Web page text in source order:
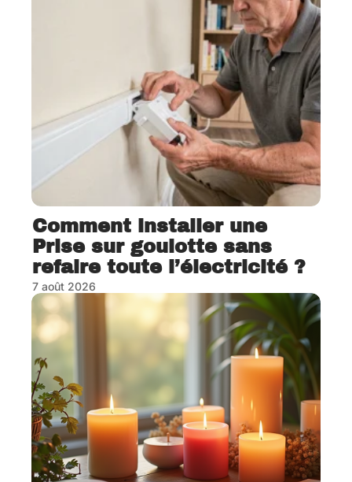
Comment installer une
Prise sur goulotte sans
refaire toute l’électricité ?
7 août 2026